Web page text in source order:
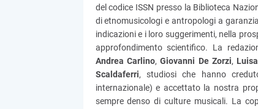
del codice ISSN presso la Biblioteca
di etnomusicologi e antropologi a
indicazioni e i loro suggerimenti, nella
approfondimento scientifico. La
Andrea Carlino,Giovanni De Zorzi,
Scaldaferri, studiosi che hanno
internazionale) e accettato la nostra
sempre denso di culture musicali. La